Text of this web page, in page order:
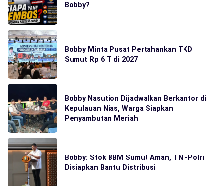
Bobby?
Bobby Minta Pusat Pertahankan TKD
Sumut Rp 6 T di 2027
Bobby Nasution Dijadwalkan Berkantor di
Kepulauan Nias, Warga Siapkan
Penyambutan Meriah
Bobby: Stok BBM Sumut Aman, TNI-Polri
Disiapkan Bantu Distribusi